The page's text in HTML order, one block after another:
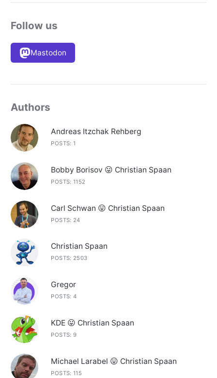
Follow us
Mastodon
Authors
Andreas Itzchak Rehberg
POSTS: 1
Bobby Borisov 😛 Christian Spaan
POSTS: 1152
Carl Schwan 😛 Christian Spaan
POSTS: 24
Christian Spaan
POSTS: 2503
Gregor
POSTS: 4
KDE 😛 Christian Spaan
POSTS: 9
Michael Larabel 😛 Christian Spaan
POSTS: 115